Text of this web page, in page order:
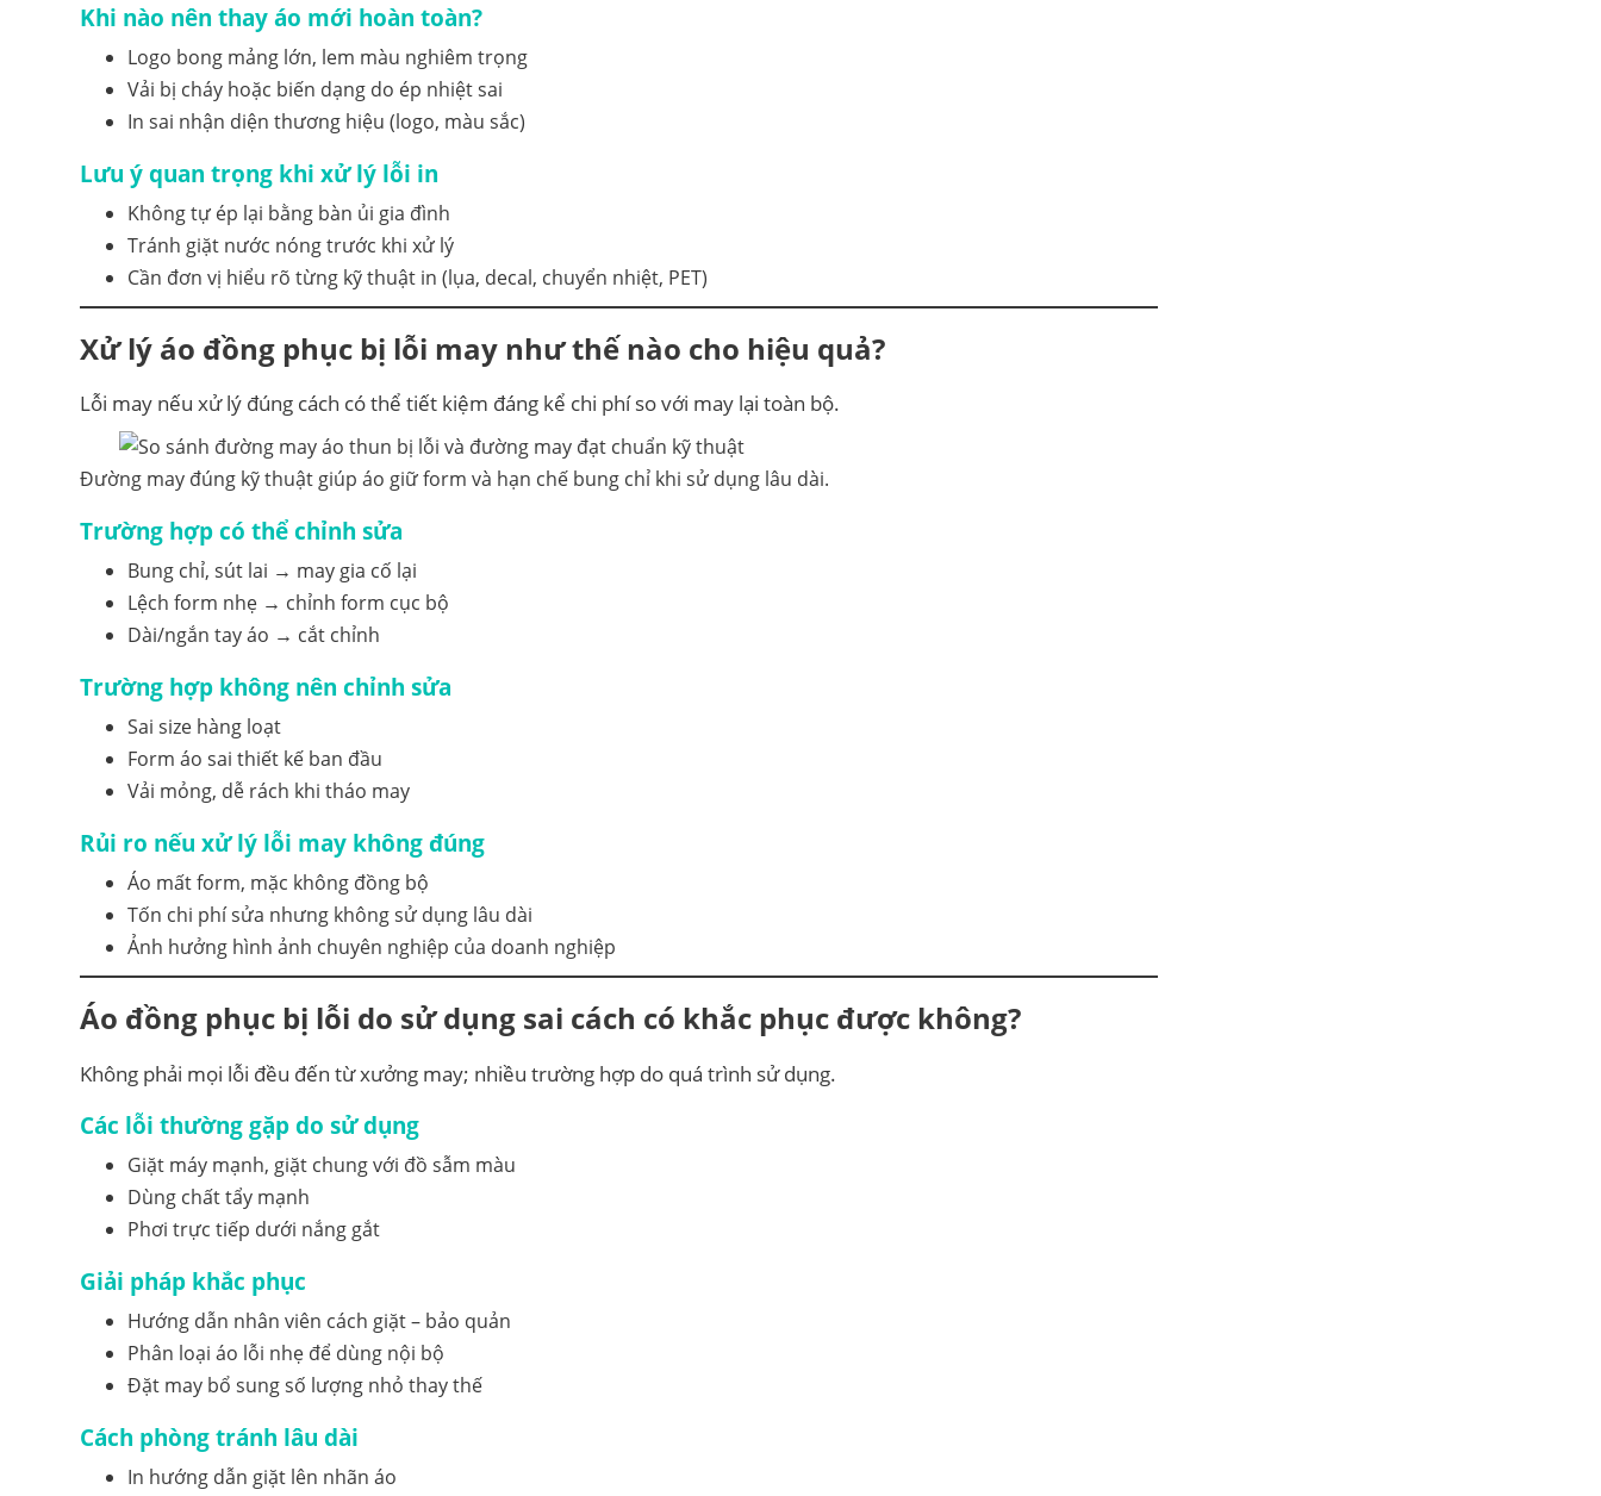
Khi nào nên thay áo mới hoàn toàn?
Logo bong mảng lớn, lem màu nghiêm trọng
Vải bị cháy hoặc biến dạng do ép nhiệt sai
In sai nhận diện thương hiệu (logo, màu sắc)
Lưu ý quan trọng khi xử lý lỗi in
Không tự ép lại bằng bàn ủi gia đình
Tránh giặt nước nóng trước khi xử lý
Cần đơn vị hiểu rõ từng kỹ thuật in (lụa, decal, chuyển nhiệt, PET)
Xử lý áo đồng phục bị lỗi may như thế nào cho hiệu quả?
Lỗi may nếu xử lý đúng cách có thể tiết kiệm đáng kể chi phí so với may lại toàn bộ.
Đường may đúng kỹ thuật giúp áo giữ form và hạn chế bung chỉ khi sử dụng lâu dài.
Trường hợp có thể chỉnh sửa
Bung chỉ, sút lai → may gia cố lại
Lệch form nhẹ → chỉnh form cục bộ
Dài/ngắn tay áo → cắt chỉnh
Trường hợp không nên chỉnh sửa
Sai size hàng loạt
Form áo sai thiết kế ban đầu
Vải mỏng, dễ rách khi tháo may
Rủi ro nếu xử lý lỗi may không đúng
Áo mất form, mặc không đồng bộ
Tốn chi phí sửa nhưng không sử dụng lâu dài
Ảnh hưởng hình ảnh chuyên nghiệp của doanh nghiệp
Áo đồng phục bị lỗi do sử dụng sai cách có khắc phục được không?
Không phải mọi lỗi đều đến từ xưởng may; nhiều trường hợp do quá trình sử dụng.
Các lỗi thường gặp do sử dụng
Giặt máy mạnh, giặt chung với đồ sẫm màu
Dùng chất tẩy mạnh
Phơi trực tiếp dưới nắng gắt
Giải pháp khắc phục
Hướng dẫn nhân viên cách giặt – bảo quản
Phân loại áo lỗi nhẹ để dùng nội bộ
Đặt may bổ sung số lượng nhỏ thay thế
Cách phòng tránh lâu dài
In hướng dẫn giặt lên nhãn áo